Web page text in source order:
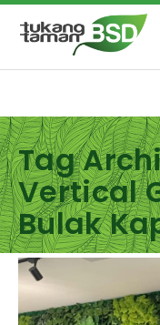
Tag
Vertical
Bulak